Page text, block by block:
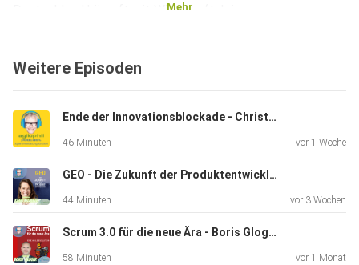
Deutschland kämpft mit Wirtschaftskrise,
Innovationsmut. Doch
Warum Agilität der Schlüssel ist:
Transparenz: Probleme offenlegen und klar
kommunizieren. Beispiele wie Vaillant zeigen, wie dies
Mehr
Weitere Episoden
Ende der Innovationsblockade - Christoph Schmiedinger
46 Minuten vor 1 Woche
GEO - Die Zukunft der Produktentwicklung
44 Minuten vor 3 Wochen
Scrum 3.0 für die neue Ära - Boris Gloger
58 Minuten vor 1 Monat